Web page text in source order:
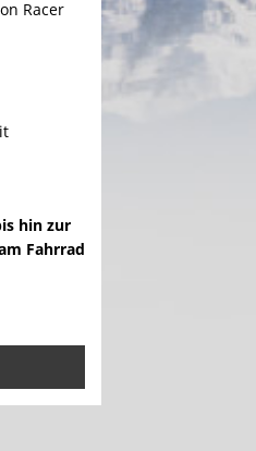
Racer
hin zur
Fahrrad